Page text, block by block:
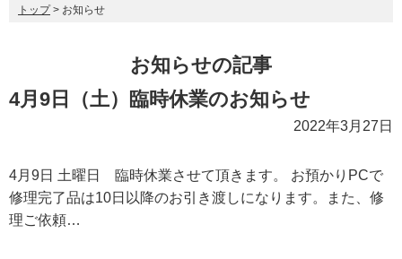
トップ> お知らせ
お知らせの記事
4月9日（土）臨時休業のお知らせ
2022年3月27日
4月9日 土曜日 臨時休業させて頂きます。 お預かりPCで
修理完了品は10日以降のお引き渡しになります。また、修
理ご依頼…